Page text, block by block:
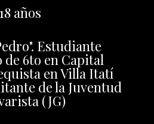
18 años
Estudiante
6to en Capital
en Villa Itatí
de la Juventud
(JG)